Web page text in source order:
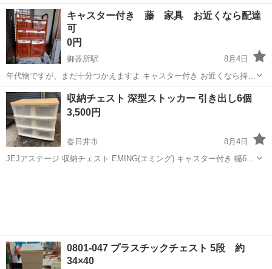
簡易清掃済み 隙間など取りきれない汚れが残っていますが、気になる
ダメージもなく状態は良好です。
愛知 春日井市 収納家具 チェスト
キャスター付き 藤 家具 お近くなら配達
可
0円
御器所駅
8月4日
年代物ですが、まだ十分つかえますよ キャスター付き お近くなら持っ
ていきますよ
愛知 名古屋市 御器所駅 収納家具
収納チェスト 深型ストッカー 引き出し6個
3,500円
春日井市
8月4日
JEJアステージ 収納チェスト EMING(エミング) キャスター付き 幅69×
0801-047 プラスチックチェスト 5段 約
34×40